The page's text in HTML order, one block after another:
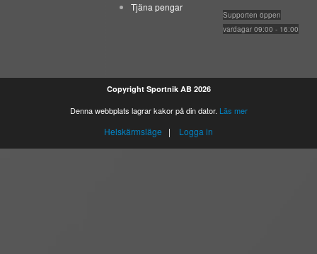
Tjäna pengar
Supporten öppen
vardagar 09:00 - 16:00
Copyright Sportnik AB 2026
Denna webbplats lagrar kakor på din dator. Läs mer
Helskärmsläge | Logga in